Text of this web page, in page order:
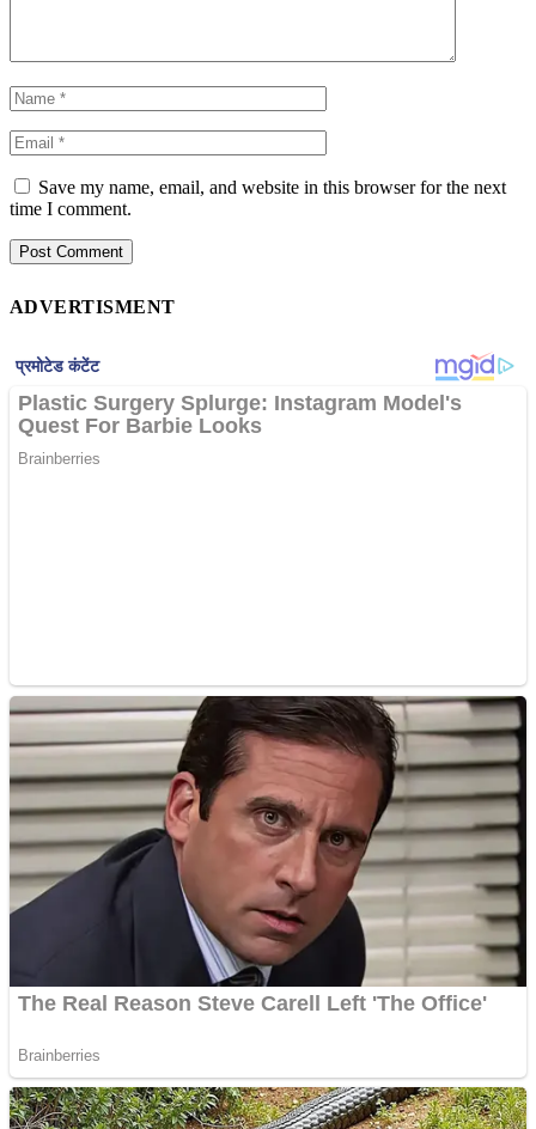
Save my name, email, and website in this browser for the next
time I comment.
ADVERTISMENT